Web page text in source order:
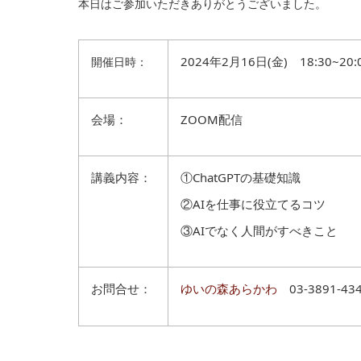
本日はご参加いただきありがとうございました。
開催日時： 2024年2月16日(金)
会場： ZOOM配信
講義内容：
①ChatGPTの基礎知識
②AIを仕事に役立てるコツ
③AIでなく人間がすべきこと
お問合せ： ゆいの森あらかわ 03-3891-